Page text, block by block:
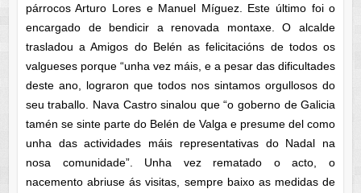
párrocos Arturo Lores e Manuel Míguez. Este último foi o
encargado de bendicir a renovada montaxe. O alcalde
trasladou a Amigos do Belén as felicitacións de todos os
valgueses porque “unha vez máis, e a pesar das dificultades
deste ano, lograron que todos nos sintamos orgullosos do
seu traballo. Nava Castro sinalou que “o goberno de Galicia
tamén se sinte parte do Belén de Valga e presume del como
unha das actividades máis representativas do Nadal na
nosa comunidade”. Unha vez rematado o acto, o
nacemento abriuse ás visitas, sempre baixo as medidas de